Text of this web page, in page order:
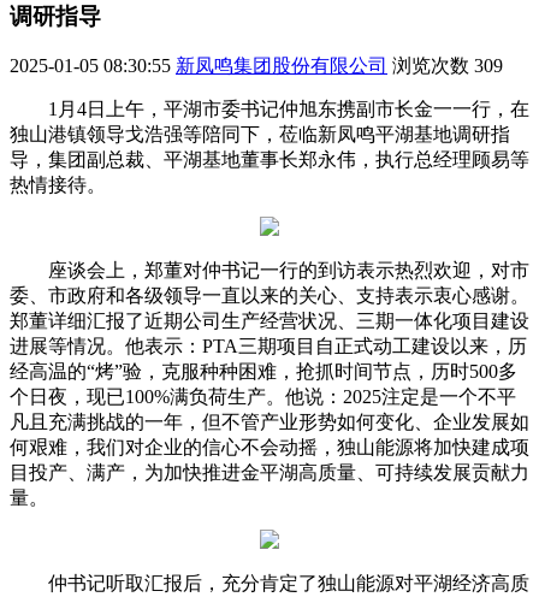
调研指导
2025-01-05 08:30:55 新凤鸣集团股份有限公司 浏览次数 309
1月4日上午，平湖市委书记仲旭东携副市长金一一行，在
独山港镇领导戈浩强等陪同下，莅临新凤鸣平湖基地调研指
导，集团副总裁、平湖基地董事长郑永伟，执行总经理顾易等
热情接待。
座谈会上，郑董对仲书记一行的到访表示热烈欢迎，对市
委、市政府和各级领导一直以来的关心、支持表示衷心感谢。
郑董详细汇报了近期公司生产经营状况、三期一体化项目建设
进展等情况。他表示：PTA三期项目自正式动工建设以来，历
经高温的“烤”验，克服种种困难，抢抓时间节点，历时500多
个日夜，现已100%满负荷生产。他说：2025注定是一个不平
凡且充满挑战的一年，但不管产业形势如何变化、企业发展如
何艰难，我们对企业的信心不会动摇，独山能源将加快建成项
目投产、满产，为加快推进金平湖高质量、可持续发展贡献力
量。
仲书记听取汇报后，充分肯定了独山能源对平湖经济高质